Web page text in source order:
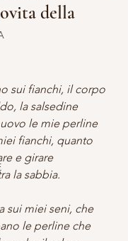
della
stelle su 5.
sui fianchi, il corpo
la salsedine
le mie perline
fianchi, quanto
e girare
la sabbia.
sui miei seni, che
le perline che